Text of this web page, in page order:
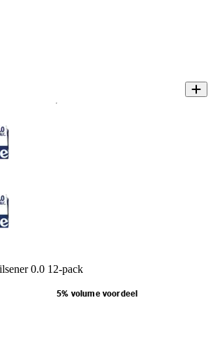
0.0 12-pack
5% volume voordeel